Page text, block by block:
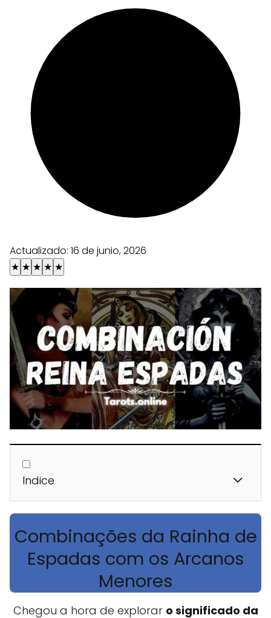
Actualizado: 16 de junio, 2026
★ ★ ★ ★ ★
Indice
Combinações da Rainha de
Espadas com os Arcanos
Menores
Chegou a hora de explorar o significado da